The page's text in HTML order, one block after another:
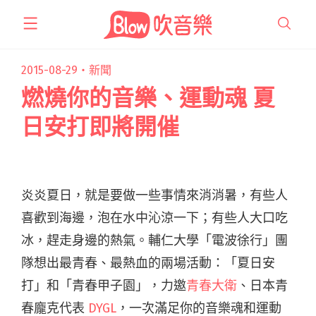
2015-08-29・ 新聞
燃燒你的音樂、運動魂 夏
日安打即將開催
炎炎夏日，就是要做一些事情來消消暑，有些人
喜歡到海邊，泡在水中沁涼一下；有些人大口吃
冰，趕走身邊的熱氣。輔仁大學「電波徐行」團
隊想出最青春、最熱血的兩場活動：「夏日安
打」和「青春甲子園」，力邀青春大衛 、日本青
春龐克代表 DYGL ，一次滿足你的音樂魂和運動